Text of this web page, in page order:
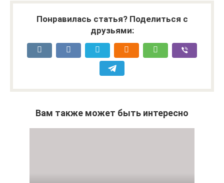
Понравилась статья? Поделиться с
друзьями:
Вам также может быть интересно